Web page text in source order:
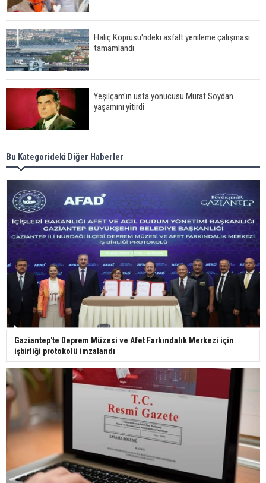
Haliç Köprüsü'ndeki asfalt yenileme çalışması
tamamlandı
Yeşilçam'ın usta yonucusu Murat Soydan
yaşamını yitirdi
Meral Akşener ile Müsavat Dervişoğlu cenazede
görüntülendi
29 Mayıs okullar tatil mi?
Bilim kurgu gerçekleşiyor... Dondurulmuş
insanları hayata döndürecek keşif
Ünlü türkücü Mahmut Tuncer estetik operasyon
geçirdi: Son hali gündem oldu
Yerli turist 229,7 milyar lira seyahat harcaması
yaptı
Gazze'deki Sağlık Bakanlığı duyurdu: Vahşetin
pençesinde 2 salgın vaka tespit edildi
Bu Kategorideki Diğer Haberler
Gaziantep'te Deprem Müzesi ve Afet Farkındalık Merkezi için
işbirliği protokolü imzalandı